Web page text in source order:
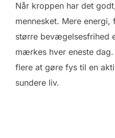
Når kroppen har det
mennesket. Mere
større bevægelsesfrihed
mærkes hver eneste
flere at gøre fys til en
sundere liv.